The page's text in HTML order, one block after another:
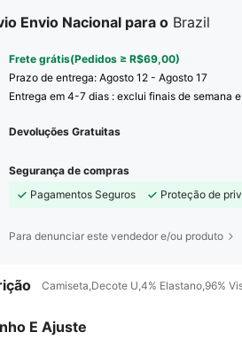
Envio Nacional para o Brazil
Frete grátis(Pedidos ≥ R$69,00)
Prazo de entrega: Agosto 12 - Agosto 17
Entrega em 4-7 dias : exclui finais de semana
Devoluções Gratuitas
Segurança de compras
Pagamentos Seguros
Proteção de
Para denunciar este vendedor e/ou produto
Camiseta,Decote U,4% Elastano,96%
E Ajuste